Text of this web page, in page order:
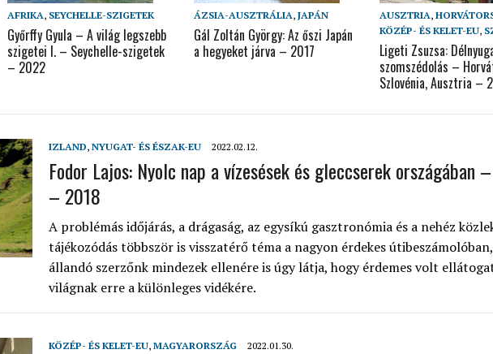
AFRIKA, SEYCHELLE-SZIGETEK
Győrffy Gyula – A világ legszebb
szigetei I. – Seychelle-szigetek
– 2022
ÁZSIA-AUSZTRÁLIA, JAPÁN
Gál Zoltán György: Az őszi Japán
a hegyeket járva – 2017
AUSZTRIA,
KÖZÉP- ÉS KELET-EU,
Ligeti Zsuzsa:
szomszédolás –
Szlovénia, Ausztria –
IZLAND, NYUGAT- ÉS ÉSZAK-EU 2022.02.12.
Fodor Lajos: Nyolc nap a vízesések és gleccserek országában
– 2018
A problémás időjárás, a drágaság, az egysíkú gasztronómia és a nehéz
tájékozódás többször is visszatérő téma a nagyon érdekes
állandó szerzőnk mindezek ellenére is úgy látja, hogy érdemes volt
világnak erre a különleges vidékére.
KÖZÉP- ÉS KELET-EU, MAGYARORSZÁG 2022.01.30.